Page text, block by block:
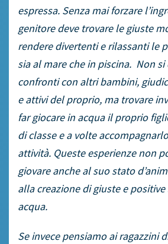
espressa. Senza mai forzare
genitore deve trovare le giuste
rendere divertenti e rilassanti le
sia al mare che in piscina. Non
confronti con altri bambini,
e attivi del proprio, ma trovare
far giocare in acqua il proprio
di classe e a volte
attività. Queste esperienze non
giovare anche al suo stato
alla creazione di giuste e
acqua.
Se invece pensiamo ai ragazzini